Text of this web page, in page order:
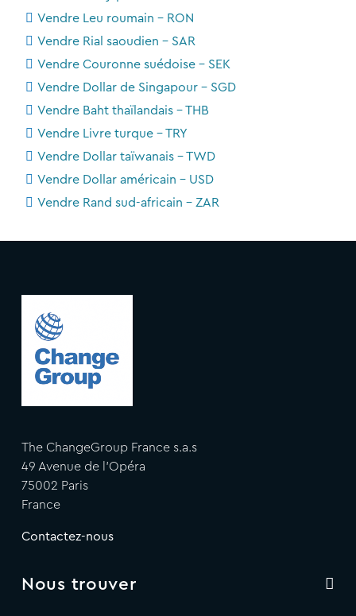
Vendre Leu roumain - RON
Vendre Rial saoudien - SAR
Vendre Couronne suédoise - SEK
Vendre Dollar de Singapour - SGD
Vendre Baht thaïlandais - THB
Vendre Livre turque - TRY
Vendre Dollar taïwanais - TWD
Vendre Dollar américain - USD
Vendre Rand sud-africain - ZAR
The ChangeGroup France s.a.s
49 Avenue de l'Opéra
75002 Paris
France
Contactez-nous
Nous trouver